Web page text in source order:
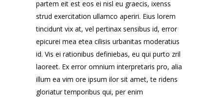
partem eit est eos ei nisl eu graecis, ixenss
strud exercitation ullamco aperiri. Eius lorem
tincidunt vix at, vel pertinax sensibus id, error
epicurei mea etea cilisis urbanitas moderatius
id. Vis ei rationibus definiebas, eu qui purto zril
laoreet. Ex error omnium interpretaris pro, alia
illum ea vim ore ipsum ilor sit amet, te ridens
gloriatur temporibus qui, per enim